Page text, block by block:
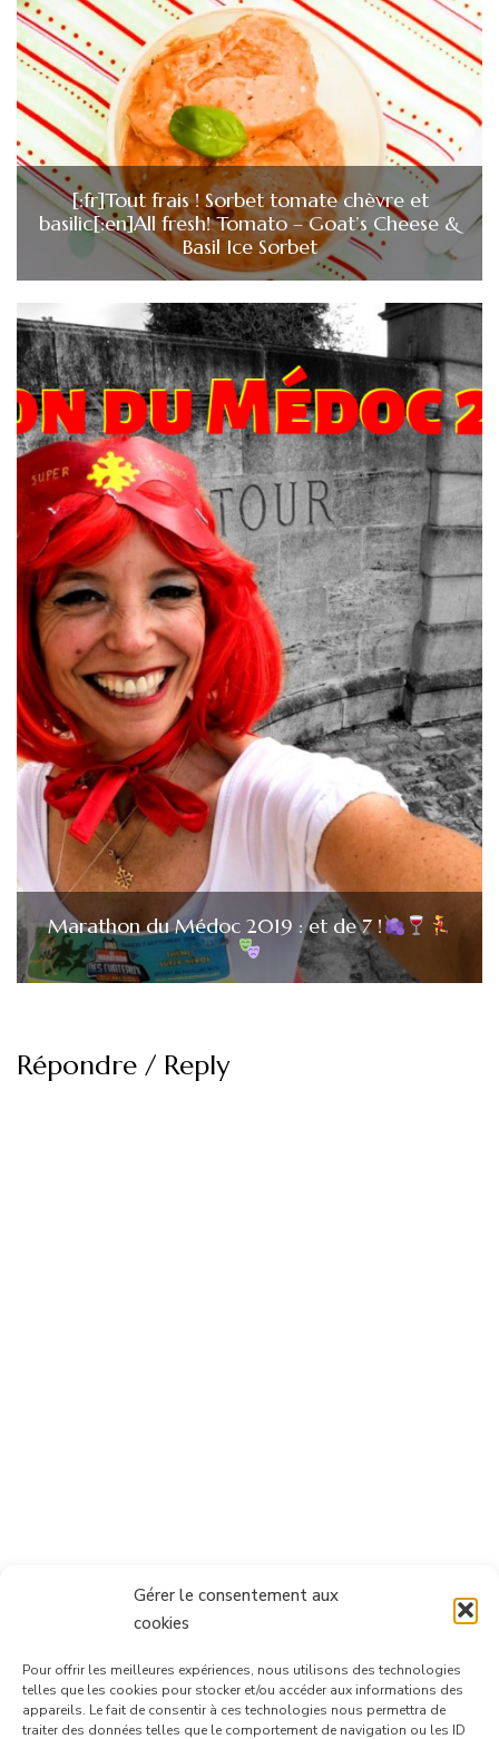
Gérer le consentement aux
cookies
Pour offrir les meilleures expériences, nous utilisons des technologies
telles que les cookies pour stocker et/ou accéder aux informations des
appareils. Le fait de consentir à ces technologies nous permettra de
traiter des données telles que le comportement de navigation ou les ID
[:fr]Tout frais ! Sorbet tomate chèvre et
basilic[:en]All fresh! Tomato – Goat’s Cheese &
Basil Ice Sorbet
Marathon du Médoc 2019 : et de 7 !
Répondre / Reply